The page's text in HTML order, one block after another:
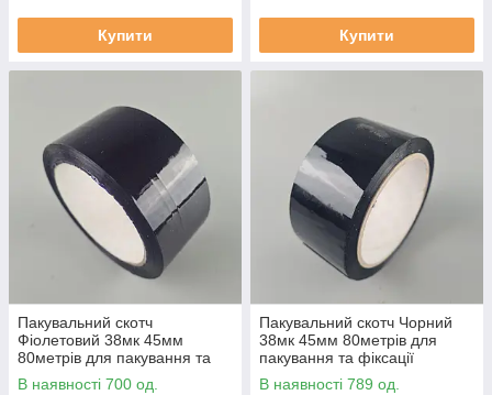
Купити Купити
Пакувальний скотч
Фіолетовий 38мк 45мм
80метрів для пакування та
фіксації
В наявності 700 од.
Пакувальний скотч Чорний
38мк 45мм 80метрів для
пакування та фіксації
В наявності 789 од.